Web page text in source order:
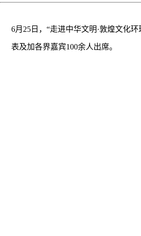
6月25日，“走进中华文明·敦煌文化
表及加各界嘉宾100余人出席。